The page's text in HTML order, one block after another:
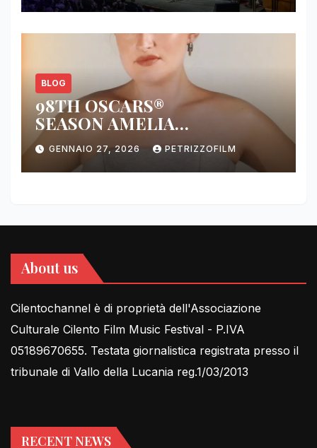
BLOG
98TH OSCARS®
SEASON AMELIA
DIMOLDENBERG RETURNS
FOR THIRD YEAR
GENNAIO 27, 2026 PETRIZZOFILM
About us
Cilentochannel è di proprietà dell'Associazione
Culturale Cilento Film Music Festival - P.IVA
05189670655. Testata giornalistica registrata presso il
tribunale di Vallo della Lucania reg.1/03/2013
RECENT NEWS